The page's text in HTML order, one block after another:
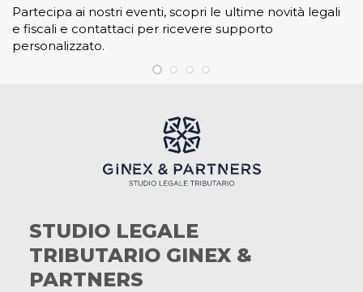
Partecipa ai nostri eventi, scopri le ultime novità legali
e fiscali e contattaci per ricevere supporto
personalizzato.
STUDIO LEGALE
TRIBUTARIO GINEX &
PARTNERS